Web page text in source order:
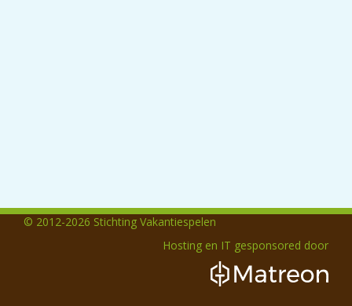
© 2012-2026 Stichting Vakantiespelen
Hosting en IT gesponsored door